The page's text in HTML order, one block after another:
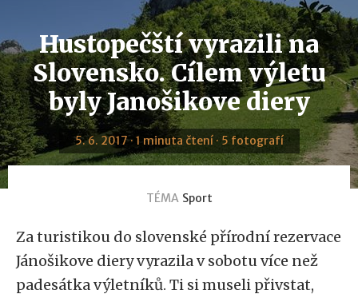
Hustopečští vyrazili na
Slovensko. Cílem výletu
byly Janošikove diery
5. 6. 2017 · 1 minuta čtení · 5 fotografí
TÉMA Sport
Za turistikou do slovenské přírodní rezervace
Jánošikove diery vyrazila v sobotu více než
padesátka výletníků. Ti si museli přivstat,